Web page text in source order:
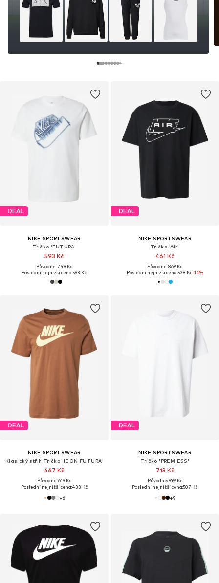
DEAL
NIKE SPORTSWEAR
Tričko 'FUTURA'
593 Kč
Původně: 749 Kč
Poslední nejnižší cena:593 Kč
DEAL
NIKE SPORTSWEAR
Tričko 'Air'
461 Kč
Původně: 869 Kč
Poslední nejnižší cena:538 Kč-14%
DEAL
NIKE SPORTSWEAR
Klasický střih Tričko 'ICON FUTURA'
467 Kč
Původně: 619 Kč
Poslední nejnižší cena:433 Kč
+6
DEAL
NIKE SPORTSWEAR
Tričko 'PREM ESS'
713 Kč
Původně: 999 Kč
Poslední nejnižší cena:587 Kč
+9